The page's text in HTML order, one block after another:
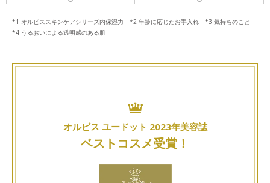
*1 オルビススキンケアシリーズ内保湿力 *2 年齢に応じたお手入れ *3 気持ちのこと
*4 うるおいによる透明感のある肌
オルビス ユードット 2023年美容誌
ベストコスメ受賞！